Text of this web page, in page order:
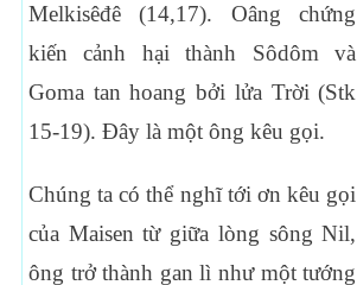
Melkisêđê (14,17). Oâng chứng
kiến cảnh hại thành Sôdôm và
Goma tan hoang bởi lửa Trời (Stk
15-19). Đây là một ông kêu gọi.
Chúng ta có thể nghĩ tới ơn kêu gọi
của Maisen từ giữa lòng sông Nil,
ông trở thành gan lì như một tướng